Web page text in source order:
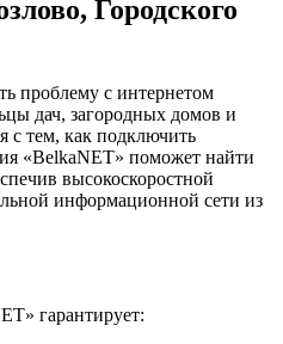
Городского
проблему с интернетом
дач, загородных домов и
с тем, как подключить
«BelkaNET» поможет найти
высокоскоростной
информационной сети из
гарантирует: